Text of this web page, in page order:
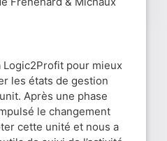
Logic2Profit pour mieux
les états de gestion
Après une phase
le changement
cette unité et nous a